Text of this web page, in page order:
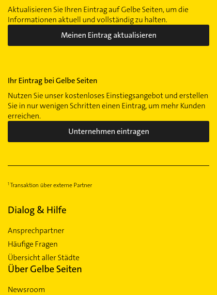
Aktualisieren Sie Ihren Eintrag auf Gelbe Seiten, um die
Informationen aktuell und vollständig zu halten.
Meinen Eintrag aktualisieren
Ihr Eintrag bei Gelbe Seiten
Nutzen Sie unser kostenloses Einstiegsangebot und erstellen
Sie in nur wenigen Schritten einen Eintrag, um mehr Kunden
erreichen.
Unternehmen eintragen
Transaktion über externe Partner
Dialog & Hilfe
Ansprechpartner
Häufige Fragen
Übersicht aller Städte
Über Gelbe Seiten
Newsroom